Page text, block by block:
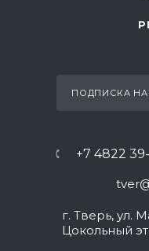
ПОДПИСКА
+7 4822
г. Тверь, ул.
Цокольный